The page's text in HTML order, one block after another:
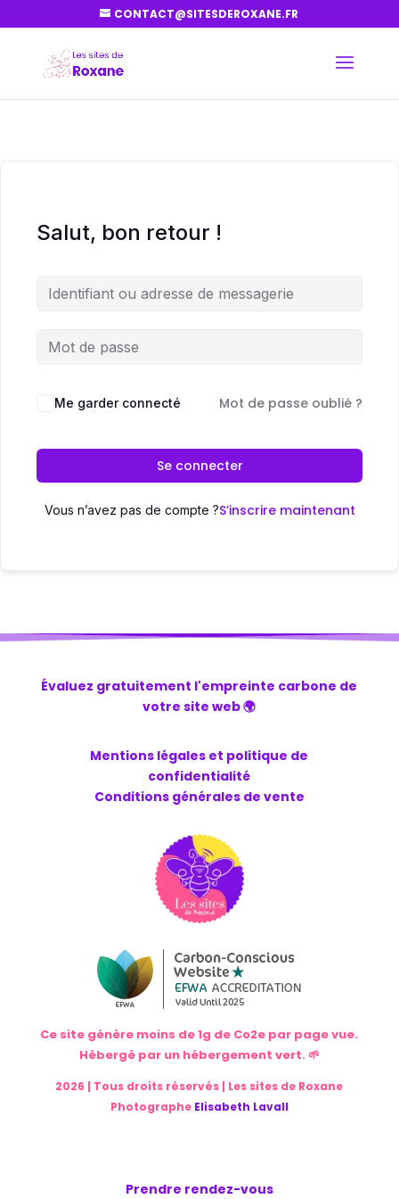
CONTACT@SITESDEROXANE.FR
Salut, bon retour !
Me garder connecté Mot de passe oublié ?
Se connecter
Vous n’avez pas de compte ?S’inscrire maintenant
Évaluez gratuitement l'empreinte carbone de
votre site web 🌍
Mentions légales et politique de
confidentialité
Conditions générales de vente
Ce site génère moins de 1g de Co2e par page vue.
Hébergé par un hébergement vert. 🌱
2026 | Tous droits réservés | Les sites de Roxane
Photographe Elisabeth Lavall
Prendre rendez-vous